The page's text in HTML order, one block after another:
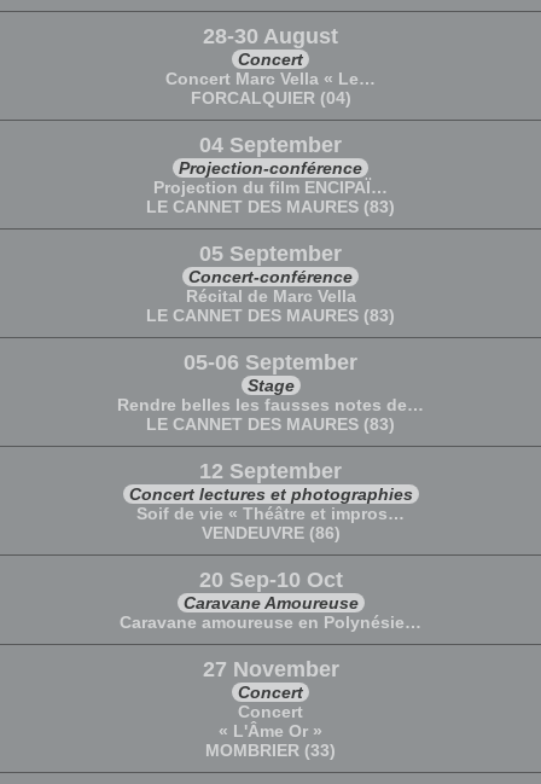
28-30 August
Concert
Concert Marc Vella « Le…
FORCALQUIER (04)
04 September
Projection-conférence
Projection du film ENCIPAÏ…
LE CANNET DES MAURES (83)
05 September
Concert-conférence
Récital de Marc Vella
LE CANNET DES MAURES (83)
05-06 September
Stage
Rendre belles les fausses notes de…
LE CANNET DES MAURES (83)
12 September
Concert lectures et photographies
Soif de vie « Théâtre et impros…
VENDEUVRE (86)
20 Sep-10 Oct
Caravane Amoureuse
Caravane amoureuse en Polynésie…
27 November
Concert
Concert
« L'Âme Or »
MOMBRIER (33)